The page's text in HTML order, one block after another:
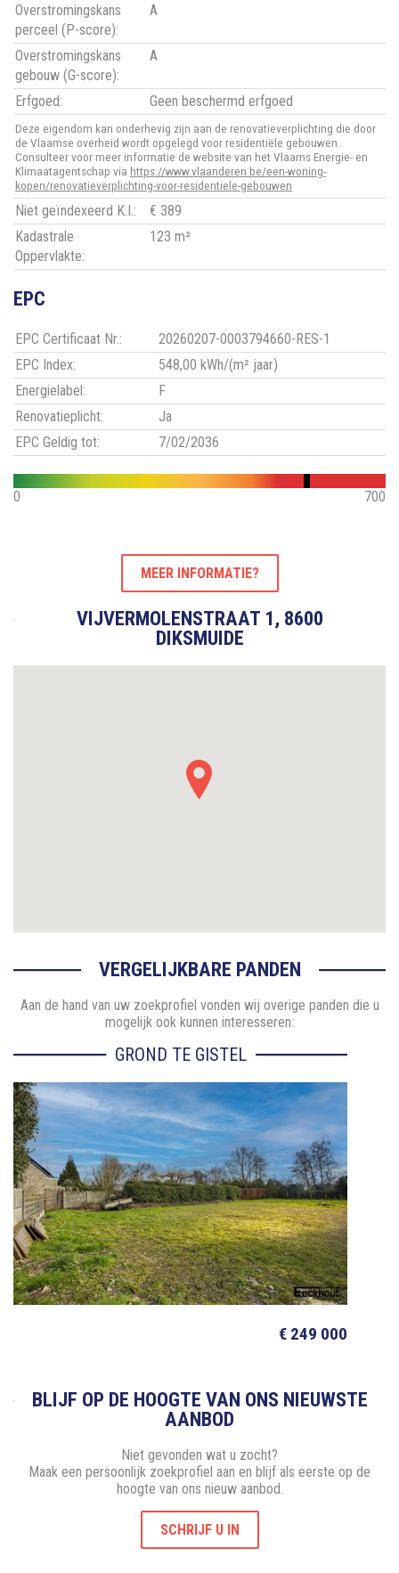
Overstromingskans
perceel (P-score):
A
Overstromingskans
gebouw (G-score):
A
Erfgoed: Geen beschermd erfgoed
Deze eigendom kan onderhevig zijn aan de renovatieverplichting die door
de Vlaamse overheid wordt opgelegd voor residentiële gebouwen.
Consulteer voor meer informatie de website van het Vlaams Energie- en
Klimaatagentschap via https://www.vlaanderen.be/een-woning-
kopen/renovatieverplichting-voor-residentiele-gebouwen
Niet geïndexeerd K.I.:
€ 389
Kadastrale
Oppervlakte:
123 m²
EPC
EPC Certificaat Nr.:
20260207-0003794660-RES-1
EPC Index:
548,00 kWh/(m² jaar)
Energielabel:
F
Renovatieplicht:
Ja
EPC Geldig tot:
7/02/2036
0 700
MEER INFORMATIE?
VIJVERMOLENSTRAAT 1, 8600
DIKSMUIDE
VERGELIJKBARE PANDEN
Aan de hand van uw zoekprofiel vonden wij overige panden die u
mogelijk ook kunnen interesseren:
GROND TE GISTEL
€ 249 000
BLIJF OP DE HOOGTE VAN ONS NIEUWSTE
AANBOD
Niet gevonden wat u zocht?
Maak een persoonlijk zoekprofiel aan en blijf als eerste op de
hoogte van ons nieuw aanbod.
SCHRIJF U IN